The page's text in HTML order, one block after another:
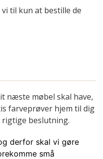
til kun at bestille de
næste møbel skal have,
farveprøver hjem til dig
beslutning.
derfor skal vi gøre
små